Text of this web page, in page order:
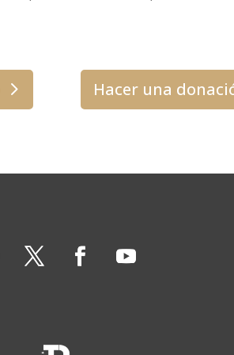
Hacer una